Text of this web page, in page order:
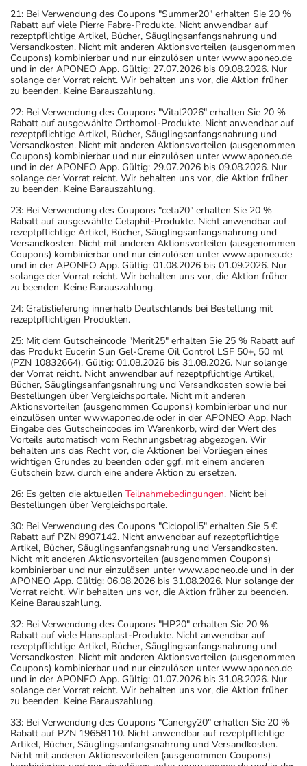
21: Bei Verwendung des Coupons "Summer20" erhalten Sie 20 %
Rabatt auf viele Pierre Fabre-Produkte. Nicht anwendbar auf
rezeptpflichtige Artikel, Bücher, Säuglingsanfangsnahrung und
Versandkosten. Nicht mit anderen Aktionsvorteilen (ausgenommen
Coupons) kombinierbar und nur einzulösen unter www.aponeo.de
und in der APONEO App. Gültig: 27.07.2026 bis 09.08.2026. Nur
solange der Vorrat reicht. Wir behalten uns vor, die Aktion früher
zu beenden. Keine Barauszahlung.
22: Bei Verwendung des Coupons "Vital2026" erhalten Sie 20 %
Rabatt auf ausgewählte Orthomol-Produkte. Nicht anwendbar auf
rezeptpflichtige Artikel, Bücher, Säuglingsanfangsnahrung und
Versandkosten. Nicht mit anderen Aktionsvorteilen (ausgenommen
Coupons) kombinierbar und nur einzulösen unter www.aponeo.de
und in der APONEO App. Gültig: 29.07.2026 bis 09.08.2026. Nur
solange der Vorrat reicht. Wir behalten uns vor, die Aktion früher
zu beenden. Keine Barauszahlung.
23: Bei Verwendung des Coupons "ceta20" erhalten Sie 20 %
Rabatt auf ausgewählte Cetaphil-Produkte. Nicht anwendbar auf
rezeptpflichtige Artikel, Bücher, Säuglingsanfangsnahrung und
Versandkosten. Nicht mit anderen Aktionsvorteilen (ausgenommen
Coupons) kombinierbar und nur einzulösen unter www.aponeo.de
und in der APONEO App. Gültig: 01.08.2026 bis 01.09.2026. Nur
solange der Vorrat reicht. Wir behalten uns vor, die Aktion früher
zu beenden. Keine Barauszahlung.
24: Gratislieferung innerhalb Deutschlands bei Bestellung mit
rezeptpflichtigen Produkten.
25: Mit dem Gutscheincode "Merit25" erhalten Sie 25 % Rabatt auf
das Produkt Eucerin Sun Gel-Creme Oil Control LSF 50+, 50 ml
(PZN 10832664). Gültig: 01.08.2026 bis 31.08.2026. Nur solange
der Vorrat reicht. Nicht anwendbar auf rezeptpflichtige Artikel,
Bücher, Säuglingsanfangsnahrung und Versandkosten sowie bei
Bestellungen über Vergleichsportale. Nicht mit anderen
Aktionsvorteilen (ausgenommen Coupons) kombinierbar und nur
einzulösen unter www.aponeo.de oder in der APONEO App. Nach
Eingabe des Gutscheincodes im Warenkorb, wird der Wert des
Vorteils automatisch vom Rechnungsbetrag abgezogen. Wir
behalten uns das Recht vor, die Aktionen bei Vorliegen eines
wichtigen Grundes zu beenden oder ggf. mit einem anderen
Gutschein bzw. durch eine andere Aktion zu ersetzen.
26: Es gelten die aktuellen Teilnahmebedingungen. Nicht bei
Bestellungen über Vergleichsportale.
30: Bei Verwendung des Coupons "Ciclopoli5" erhalten Sie 5 €
Rabatt auf PZN 8907142. Nicht anwendbar auf rezeptpflichtige
Artikel, Bücher, Säuglingsanfangsnahrung und Versandkosten.
Nicht mit anderen Aktionsvorteilen (ausgenommen Coupons)
kombinierbar und nur einzulösen unter www.aponeo.de und in der
APONEO App. Gültig: 06.08.2026 bis 31.08.2026. Nur solange der
Vorrat reicht. Wir behalten uns vor, die Aktion früher zu beenden.
Keine Barauszahlung.
32: Bei Verwendung des Coupons "HP20" erhalten Sie 20 %
Rabatt auf viele Hansaplast-Produkte. Nicht anwendbar auf
rezeptpflichtige Artikel, Bücher, Säuglingsanfangsnahrung und
Versandkosten. Nicht mit anderen Aktionsvorteilen (ausgenommen
Coupons) kombinierbar und nur einzulösen unter www.aponeo.de
und in der APONEO App. Gültig: 01.07.2026 bis 31.08.2026. Nur
solange der Vorrat reicht. Wir behalten uns vor, die Aktion früher
zu beenden. Keine Barauszahlung.
33: Bei Verwendung des Coupons "Canergy20" erhalten Sie 20 %
Rabatt auf PZN 19658110. Nicht anwendbar auf rezeptpflichtige
Artikel, Bücher, Säuglingsanfangsnahrung und Versandkosten.
Nicht mit anderen Aktionsvorteilen (ausgenommen Coupons)